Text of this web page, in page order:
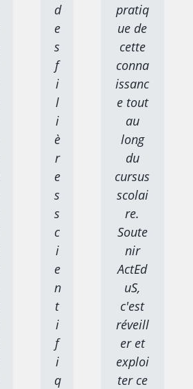
d
e
s
f
i
l
i
è
r
e
s
s
c
i
e
n
t
i
f
i
q
pratiq
ue de
cette
conna
issanc
e tout
au
long
du
cursus
scolai
re.
Soute
nir
ActEd
uS,
c'est
réveill
er et
exploi
ter ce